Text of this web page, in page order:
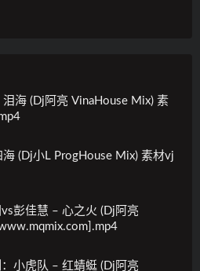
泪海 (Dj阿亮 VinaHouse Mix) 素
海 (Dj小L ProgHouse Mix) 素材vj
彭佳慧 – 心之火 (Dj阿亮
小虎队 – 红蜻蜓 (Dj阿亮